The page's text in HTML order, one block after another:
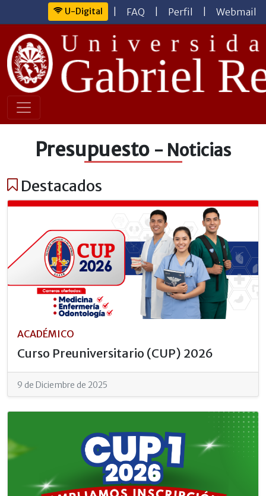
U-Digital FAQ Perfil Webmail
Presupuesto - Noticias
Destacados
ACADÉMICO
Curso Preuniversitario (CUP) 2026
9 de Diciembre de 2025